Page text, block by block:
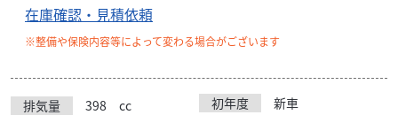
在庫確認・見積依頼
※整備や保険内容等によって変わる場合がございます
排気量 398 cc 初年度
新車